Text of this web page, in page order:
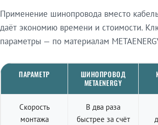
Применение шинопровода вместо
даёт экономию времени и стоимости.
параметры — по материалам
ПАРАМЕТР
ШИНОПРОВОД
METAENERGY
Скорость
монтажа
В два раза
быстрее за счёт